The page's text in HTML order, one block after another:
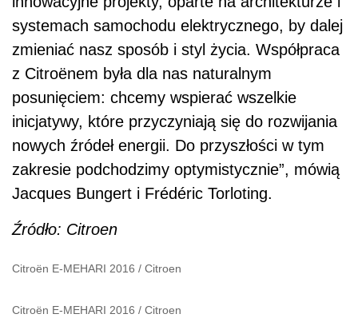
systemach samochodu elektrycznego, by dalej
zmieniać nasz sposób i styl życia. Współpraca
z Citroënem była dla nas naturalnym
posunięciem: chcemy wspierać wszelkie
inicjatywy, które przyczyniają się do rozwijania
nowych źródeł energii. Do przyszłości w tym
zakresie podchodzimy optymistycznie”, mówią
Jacques Bungert i Frédéric Torloting.
Źródło: Citroen
Citroën E-MEHARI 2016 / Citroen
Citroën E-MEHARI 2016 / Citroen